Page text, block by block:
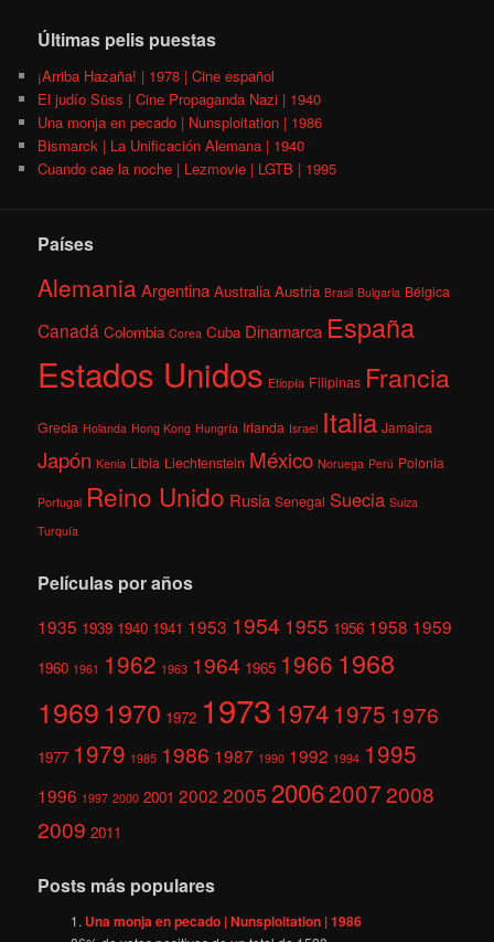
Últimas pelis puestas
¡Arriba Hazaña! | 1978 | Cine español
El judío Süss | Cine Propaganda Nazi | 1940
Una monja en pecado | Nunsploitation | 1986
Bismarck | La Unificación Alemana | 1940
Cuando cae la noche | Lezmovie | LGTB | 1995
Países
AlemaniaArgentina Australia Austria Brasil Bulgaria Bélgica
Canadá Colombia Corea Cuba Dinamarca España
Estados Unidos Etiopía Filipinas Francia
Grecia Holanda Hong Kong Hungría Irlanda Israel Italia Jamaica
Japón Kenia Libia Liechtenstein México Noruega Perú Polonia
Portugal Reino Unido Rusia Senegal Suecia Suiza
Turquía
Películas por años
1935 1939 1940 1941 1953 1954 1955 1956 1958 1959
1960 1961 1962 1963 1964 1965 1966 1968
1969 1970 1972 1973 1974 1975 1976
1977 1979 1985 1986 1987 1990 1992 1994 1995
1996 1997 2000 2001 2002 2005 200620072008
2009 2011
Posts más populares
Una monja en pecado | Nunsploitation | 1986